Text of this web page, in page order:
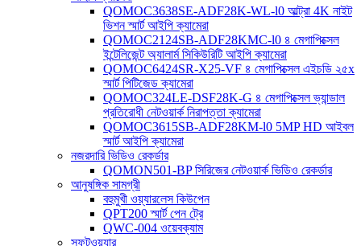
QOMOC3638SE-ADF28K-WL-l0 ​​আল্ট্রা 4K নাইট
ভিশন স্মার্ট আইপি ক্যামেরা
QOMOC2124SB-ADF28KMC-l0 ৪ মেগাপিক্সেল
ইন্টেলিজেন্ট অ্যালার্ম সিকিউরিটি আইপি ক্যামেরা
QOMOC6424SR-X25-VF ৪ মেগাপিক্সেল এইচডি ২৫x
স্মার্ট পিটিজেড ক্যামেরা
QOMOC324LE-DSF28K-G ৪ মেগাপিক্সেল ভ্যান্ডাল
প্রতিরোধী নেটওয়ার্ক নিরাপত্তা ক্যামেরা
QOMOC3615SB-ADF28KM-l0 5MP HD আইবল
স্মার্ট আইপি ক্যামেরা
নজরদারি ভিডিও রেকর্ডার
QOMON501-BP সিরিজের নেটওয়ার্ক ভিডিও রেকর্ডার
আনুষঙ্গিক সামগ্রী
বহুমুখী ওয়্যারলেস কিউপেন
QPT200 স্মার্ট পেন ট্রে
QWC-004 ওয়েবক্যাম
সফটওয়্যার